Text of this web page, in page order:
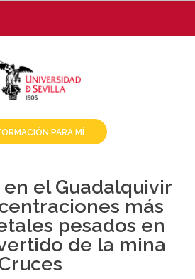
PARA MÍ
el Guadalquivir
más
pesados en
de la mina